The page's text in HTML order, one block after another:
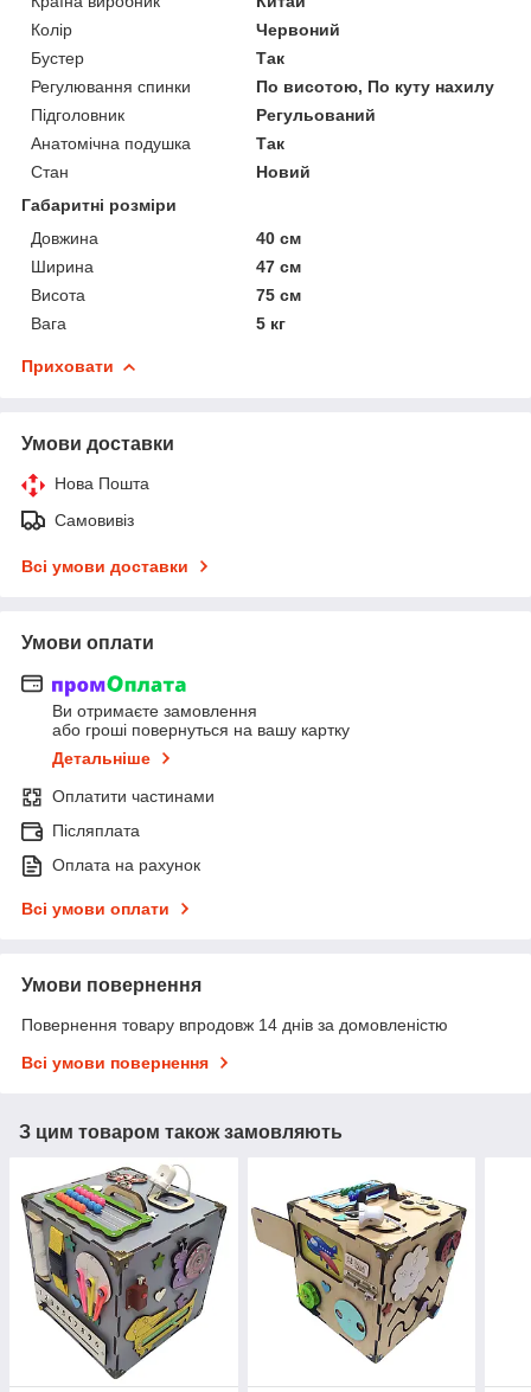
Колір
Червоний
Бустер
Так
Регулювання спинки
По висотою, По куту нахилу
Підголовник
Регульований
Анатомічна подушка
Так
Стан
Новий
Габаритні розміри
Довжина
40 см
Ширина
47 см
Висота
75 см
Вага
5 кг
Приховати
Умови доставки
Нова Пошта
Самовивіз
Всі умови доставки
Умови оплати
Ви отримаєте замовлення
або гроші повернуться на вашу картку
Детальніше
Оплатити частинами
Післяплата
Оплата на рахунок
Всі умови оплати
Умови повернення
Повернення товару впродовж 14 днів за домовленістю
Всі умови повернення
З цим товаром також замовляють